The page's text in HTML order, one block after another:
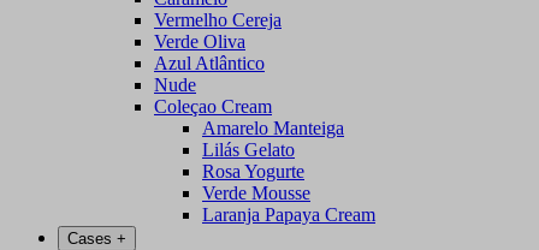
Vermelho Cereja
Verde Oliva
Azul Atlântico
Nude
Coleçao Cream
Amarelo Manteiga
Lilás Gelato
Rosa Yogurte
Verde Mousse
Laranja Papaya Cream
Cases +